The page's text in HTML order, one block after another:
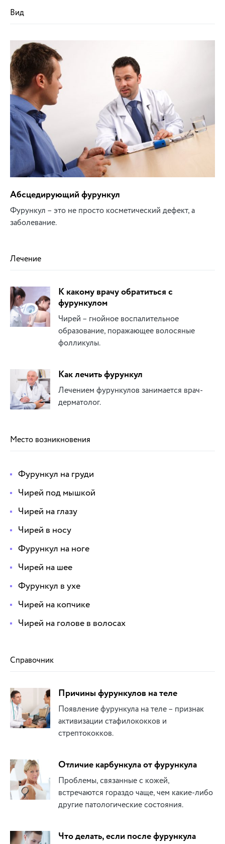
Вид
Абсцедирующий фурункул
Фурункул – это не просто косметический дефект, а
заболевание.
Лечение
К какому врачу обратиться с
фурункулом
Чирей – гнойное воспалительное
образование, поражающее волосяные
фолликулы.
Как лечить фурункул
Лечением фурункулов занимается врач-
дерматолог.
Место возникновения
Фурункул на груди
Чирей под мышкой
Чирей на глазу
Чирей в носу
Фурункул на ноге
Чирей на шее
Фурункул в ухе
Чирей на копчике
Чирей на голове в волосах
Справочник
Причины фурункулов на теле
Появление фурункула на теле – признак
активизации стафилококков и
стрептококков.
Отличие карбункула от фурункула
Проблемы, связанные с кожей,
встречаются гораздо чаще, чем какие-либо
другие патологические состояния.
Что делать, если после фурункула